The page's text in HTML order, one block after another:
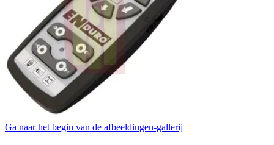
Ga naar het begin van de afbeeldingen-gallerij